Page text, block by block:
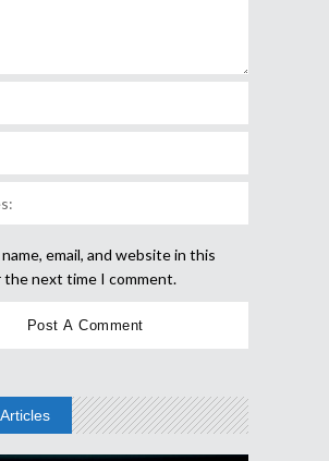
name, email, and website in this
next time I comment.